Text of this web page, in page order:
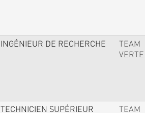
INGÉNIEUR DE RECHERCHE
TEAM
VERTE
TECHNICIEN SUPÉRIEUR
TEAM